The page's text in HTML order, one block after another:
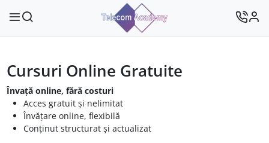
Cursuri Online Gratuite
Învață online, fără costuri
Acces gratuit și nelimitat
Învățare online, flexibilă
Conținut structurat și actualizat